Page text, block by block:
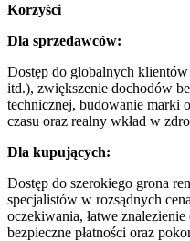
Korzyści
Dla sprzedawców:
Dostęp do globalnych
itd.), zwiększenie dochodów
technicznej, budowanie marki
czasu oraz realny wkład w
Dla kupujących:
Dostęp do szerokiego grona
specjalistów w rozsądnych
oczekiwania, łatwe
bezpieczne płatności oraz